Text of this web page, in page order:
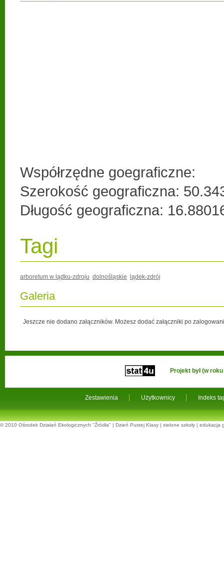
Współrzędne goegraficzne:
Szerokość geograficzna:
Długość geograficzna:
Tagi
arboretum w lądku-zdroju dolnośląskie lądek-zdrój
Galeria
Jeszcze nie dodano załączników. Możesz dodać załączniki po
Zestawienia Użytkownicy Indeks
Projekt był (w
© 2010 Ośrodek Działań Ekologicznych "Źródła" | Dzień Pustej Klasy | zielone szkoły | edukacja